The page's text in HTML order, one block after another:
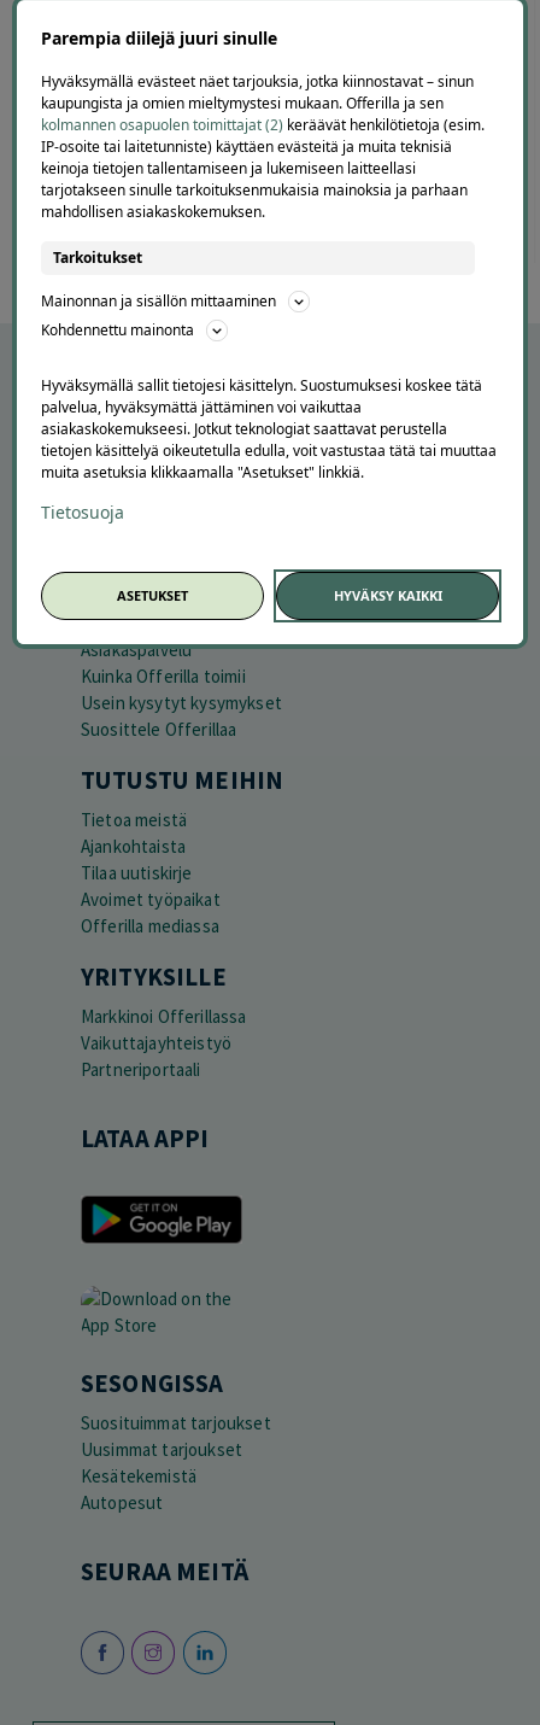
3
of
60
APUA JA NEUVOJA
Peruuta tilaus
Asiakaspalvelu
Kuinka Offerilla toimii
Usein kysytyt kysymykset
Suosittele Offerillaa
TUTUSTU MEIHIN
Tietoa meistä
Ajankohtaista
Tilaa uutiskirje
Avoimet työpaikat
Offerilla mediassa
YRITYKSILLE
Markkinoi Offerillassa
Vaikuttajayhteistyö
Partneriportaali
LATAA APPI
SESONGISSA
Suosituimmat tarjoukset
Uusimmat tarjoukset
Kesätekemistä
Autopesut
SEURAA MEITÄ
Parempia diilejä juuri sinulle
Hyväksymällä evästeet näet tarjouksia, jotka kiinnostavat – sinun
kaupungista ja omien mieltymystesi mukaan. Offerilla ja sen
kolmannen osapuolen toimittajat (2) keräävät henkilötietoja (esim.
IP-osoite tai laitetunniste) käyttäen evästeitä ja muita teknisiä
keinoja tietojen tallentamiseen ja lukemiseen laitteellasi
tarjotakseen sinulle tarkoituksenmukaisia mainoksia ja parhaan
mahdollisen asiakaskokemuksen.
Tarkoitukset
Mainonnan ja sisällön mittaaminen
Kohdennettu mainonta
Hyväksymällä sallit tietojesi käsittelyn. Suostumuksesi koskee tätä
palvelua, hyväksymättä jättäminen voi vaikuttaa
asiakaskokemukseesi. Jotkut teknologiat saattavat perustella
tietojen käsittelyä oikeutetulla edulla, voit vastustaa tätä tai muuttaa
muita asetuksia klikkaamalla "Asetukset" linkkiä.
Tietosuoja
ASETUKSET HYVÄKSY KAIKKI